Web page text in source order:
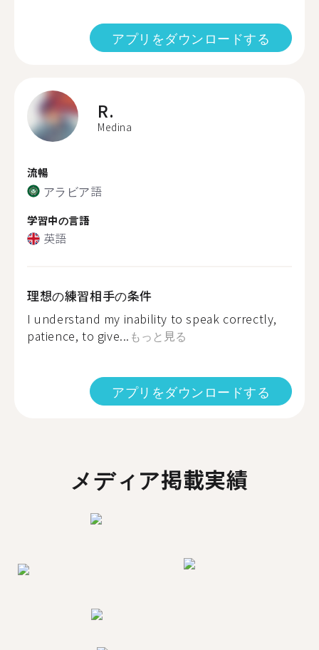
アプリをダウンロードする
R.
Medina
流暢
アラビア語
学習中の言語
英語
理想の練習相手の条件
I understand my inability to speak correctly,
patience, to give... もっと見る
アプリをダウンロードする
メディア掲載実績